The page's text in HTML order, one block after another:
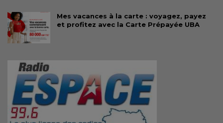
Mes vacances à la carte : voyagez, payez
et profitez avec la Carte Prépayée UBA